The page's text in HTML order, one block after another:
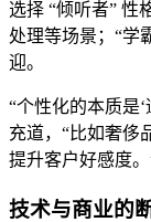
选择 “倾听者” 性
处理等场景；“学
迎。
“个性化的本质是
充道，“比如奢侈
提升客户好感度。
技术与商业的